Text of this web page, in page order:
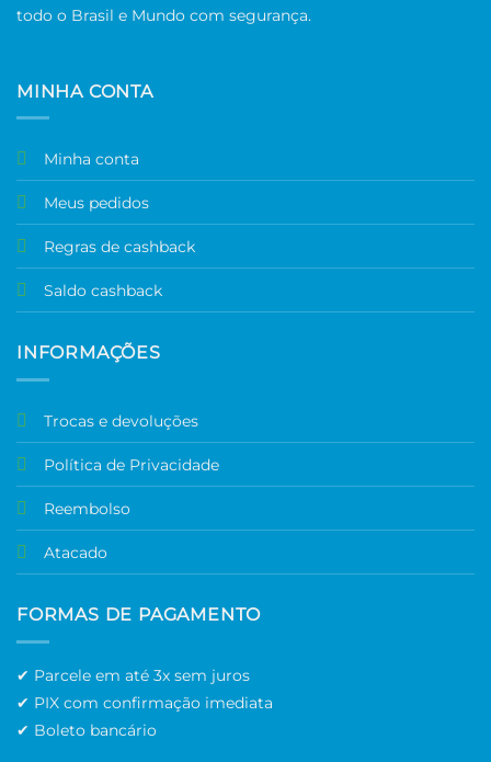
todo o Brasil e Mundo com segurança.
MINHA CONTA
Minha conta
Meus pedidos
Regras de cashback
Saldo cashback
INFORMAÇÕES
Trocas e devoluções
Política de Privacidade
Reembolso
Atacado
FORMAS DE PAGAMENTO
✔ Parcele em até 3x sem juros
✔ PIX com confirmação imediata
✔ Boleto bancário